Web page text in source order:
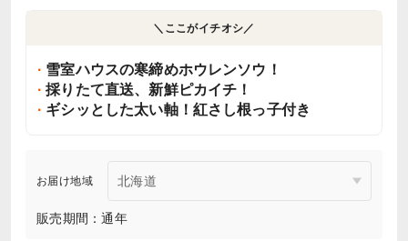
＼ここがイチオシ／
雪室ハウスの寒締めホウレンソウ！
採りたて直送、新鮮ピカイチ！
ギシッとした太い軸！紅さし根っ子付き
お届け地域
販売期間：通年